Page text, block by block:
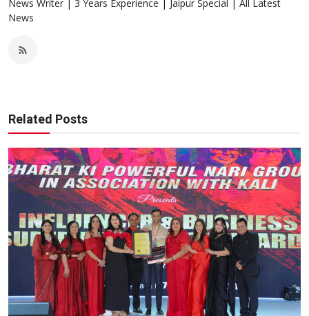
News Writer | 3 Years Experience | Jaipur Special | All Latest
News
Related Posts